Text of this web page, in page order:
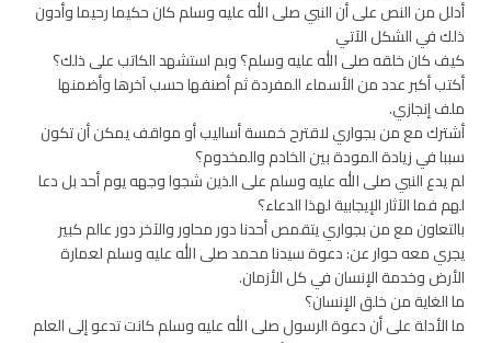
أدلل من النص على أن النبي صلى الله عليه وسلم كان حكيما رحيما وأدون
ذلك في الشكل الآتي
كيف كان خلقه صلى الله عليه وسلم؟ وبم استشهد الكاتب على ذلك؟
أكتب أكبر عدد من الأسماء المفردة ثم أصنفها حسب آخرها وأضمنها
ملف إنجازي.
أشترك مع من بجواري لاقترح خمسة أساليب أو مواقف يمكن أن تكون
سببا في زيادة المودة بين الخادم والمخدوم؟
لم يدع النبي صلى الله عليه وسلم على الذين شجوا وجهه يوم أحد بل دعا
لهم فما الآثار الإيجابية لهذا الدعاء؟
بالتعاون مع من بجواري يتقمص أحدنا دور محاور والآخر دور عالم كبير
يجري معه حوار عن: دعوة سيدنا محمد صلى الله عليه وسلم لعمارة
الأرض وخدمة الإنسان في كل الأزمان.
ما الغاية من خلق الإنسان؟
ما الأدلة على أن دعوة الرسول صلى الله عليه وسلم كانت تدعو إلى العلم